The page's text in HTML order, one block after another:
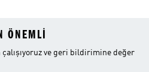
ÖNEMLI
ve geri bildirimine değer